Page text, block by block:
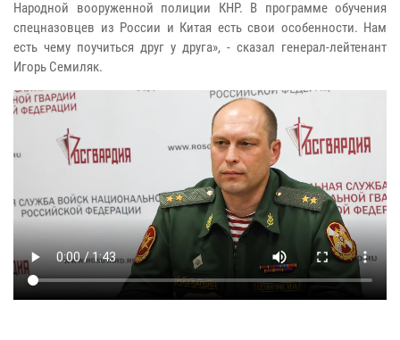
Народной вооруженной полиции КНР. В программе обучения
спецназовцев из России и Китая есть свои особенности. Нам
есть чему поучиться друг у друга», - сказал генерал-лейтенант
Игорь Семиляк.